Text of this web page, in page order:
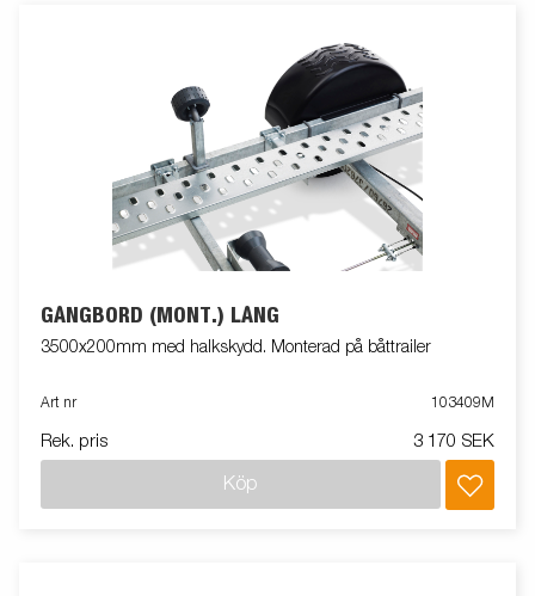
GÅNGBORD (MONT.) LÅNG
3500x200mm med halkskydd. Monterad på båttrailer
Art nr 103409M
Rek. pris 3 170 SEK
Köp